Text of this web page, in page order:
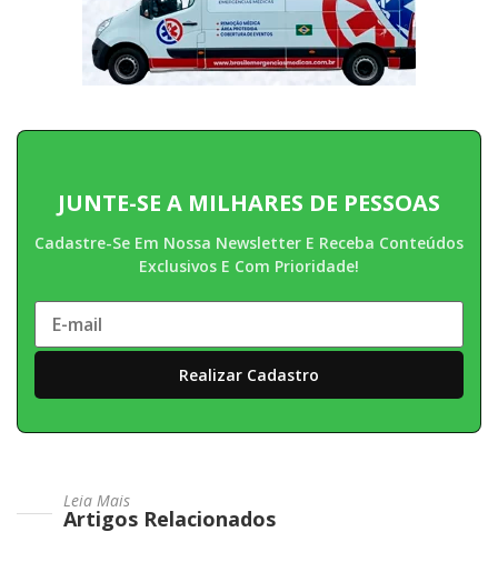
JUNTE-SE A MILHARES DE PESSOAS
Cadastre-Se Em Nossa Newsletter E Receba Conteúdos
Exclusivos E Com Prioridade!
Leia Mais
Artigos Relacionados